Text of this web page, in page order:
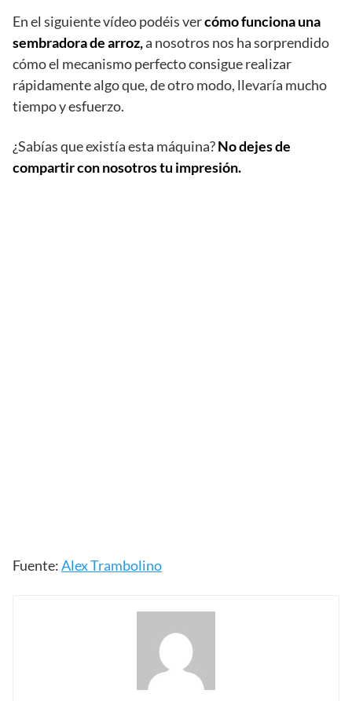
En el siguiente vídeo podéis vercómo funciona una
sembradora de arroz,a nosotros nos ha sorprendido
cómo el mecanismo perfecto consigue realizar
rápidamente algo que, de otro modo, llevaría mucho
tiempo y esfuerzo.
¿Sabías que existía esta máquina?No dejes de
compartir con nosotros tu impresión.
Fuente:Alex Trambolino